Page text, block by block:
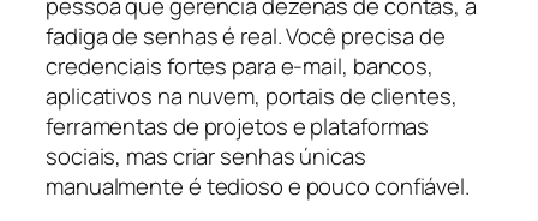
fadiga de senhas é real. Você precisa de
credenciais fortes para e-mail, bancos,
aplicativos na nuvem, portais de clientes,
ferramentas de projetos e plataformas
sociais, mas criar senhas únicas
manualmente é tedioso e pouco confiável.